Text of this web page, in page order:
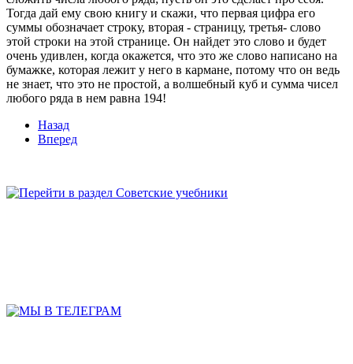
Тогда дай ему свою книгу и скажи, что первая цифра его
суммы обозначает строку, вторая - страницу, третья- слово
этой строки на этой странице. Он найдет это слово и будет
очень удивлен, когда окажется, что это же слово написано на
бумажке, которая лежит у него в кармане, потому что он ведь
не знает, что это не простой, а волшебный куб и сумма чисел
любого ряда в нем равна 194!
Назад
Вперед